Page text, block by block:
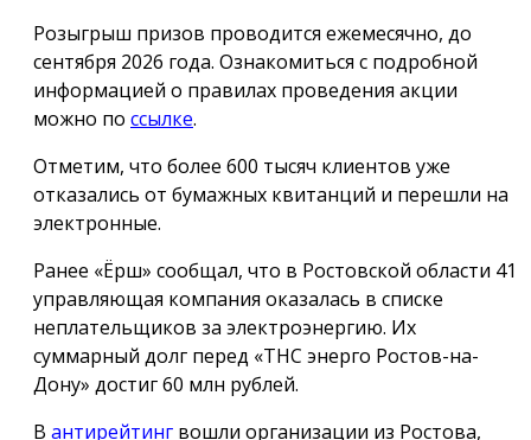
Розыгрыш призов проводится ежемесячно, до
сентября 2026 года. Ознакомиться с подробной
информацией о правилах проведения акции
можно по ссылке.
Отметим, что более 600 тысяч клиентов уже
отказались от бумажных квитанций и перешли на
электронные.
Ранее «Ёрш» сообщал, что в Ростовской области 41
управляющая компания оказалась в списке
неплательщиков за электроэнергию. Их
суммарный долг перед «ТНС энерго Ростов-на-
Дону» достиг 60 млн рублей.
В антирейтинг вошли организации из Ростова,